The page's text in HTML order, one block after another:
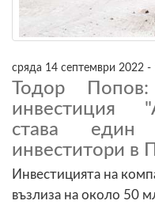
сряда 14 септември 2022 -
Тодор
инвестиция
става един
инвеститори в
Инвестицията на
възлиза на около 50